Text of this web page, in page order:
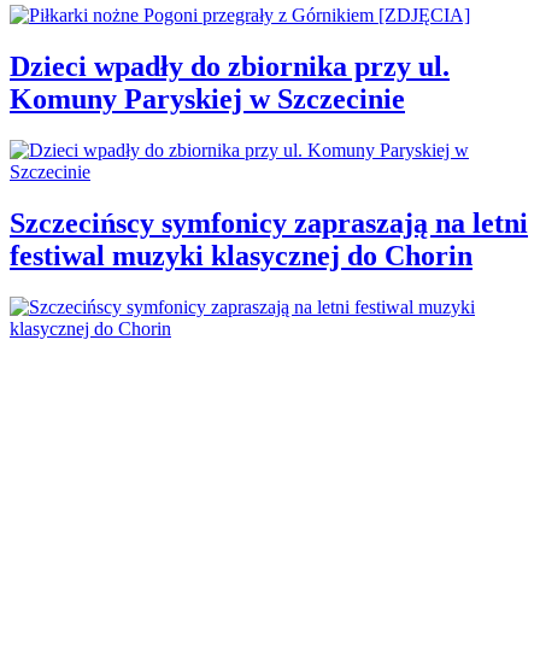
Dzieci wpadły do zbiornika przy ul.
Komuny Paryskiej w Szczecinie
Szczecińscy symfonicy zapraszają na letni
festiwal muzyki klasycznej do Chorin